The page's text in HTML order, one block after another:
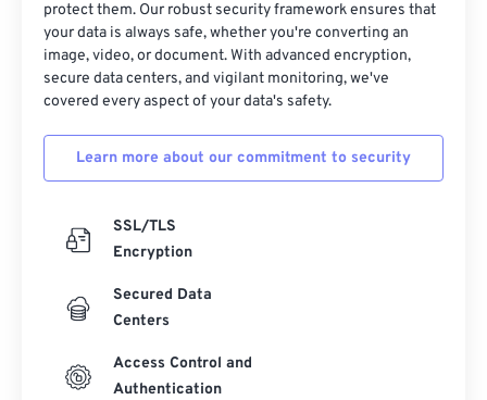
protect them. Our robust security framework ensures that
your data is always safe, whether you're converting an
image, video, or document. With advanced encryption,
secure data centers, and vigilant monitoring, we've
covered every aspect of your data's safety.
Learn more about our commitment to security
SSL/TLS
Encryption
Secured Data
Centers
Access Control and
Authentication